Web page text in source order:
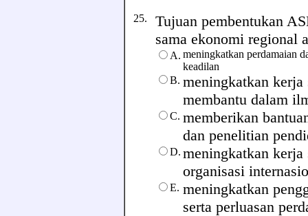
25. Tujuan pembentukan
sama ekonomi regional
A. meningkatkan perdamaian
keadilan
B. meningkatkan
membantu dalam
C. memberikan
dan penelitian
D. meningkatkan kerja
organisasi
E. meningkatkan
serta perluasan